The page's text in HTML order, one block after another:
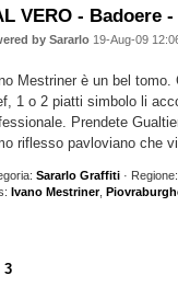
VERO - Badoere -
by Sararlo19-Aug-09
Mestriner è un bel
1 o 2 piatti simbolo li
Prendete
riflesso pavloviano che
Sararlo Graffiti· Regione:
Ivano Mestriner,
3